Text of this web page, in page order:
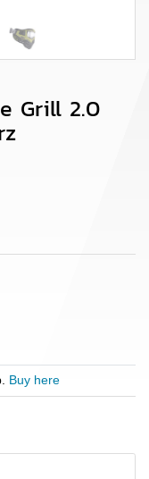
Grill 2.0
Buy here